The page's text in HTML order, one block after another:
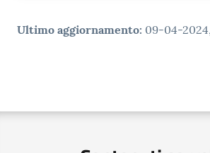
Ultimo aggiornamento: 09-04-